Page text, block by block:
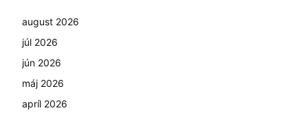
august 2026
júl 2026
jún 2026
máj 2026
apríl 2026